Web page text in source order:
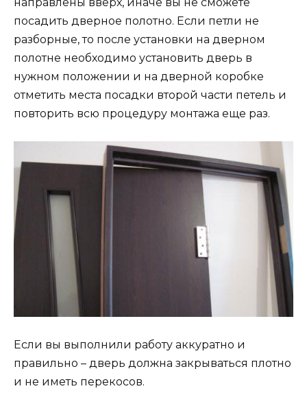
посадить дверное полотно. Если петли не
разборные, то после установки на дверном
полотне необходимо установить дверь в
нужном положении и на дверной коробке
отметить места посадки второй части петель и
повторить всю процедуру монтажа еще раз.
Если вы выполнили работу аккуратно и
правильно – дверь должна закрываться плотно
и не иметь перекосов.